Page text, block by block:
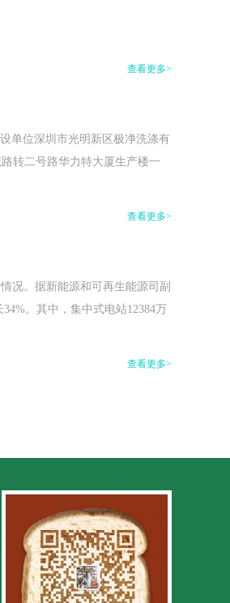
查看更多>
单位深圳市光明新区极净洗涤有
转二号路华力特大厦生产楼一
查看更多>
况。据新能源和可再生能源司副
。其中，集中式电站12384万
查看更多>